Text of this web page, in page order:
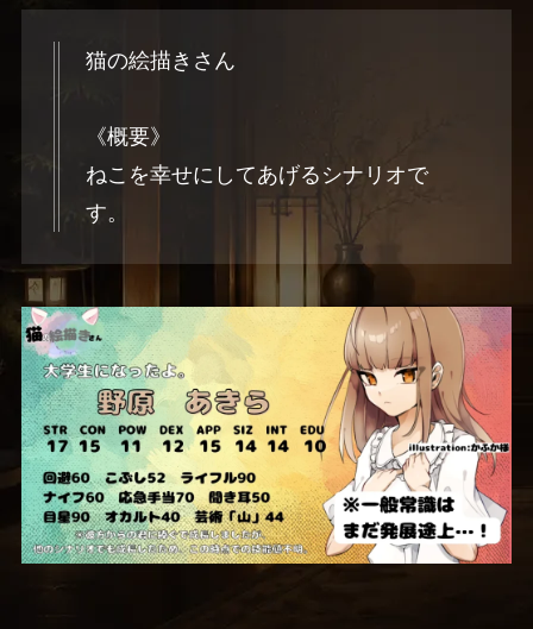
猫の絵描きさん
《概要》
ねこを幸せにしてあげるシナリオで
す。